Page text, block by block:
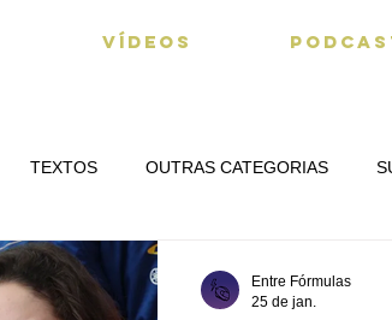
VÍDEOS
TEXTOS OUTRAS CATEGORIAS
Entre Fórmulas
25 de jan.